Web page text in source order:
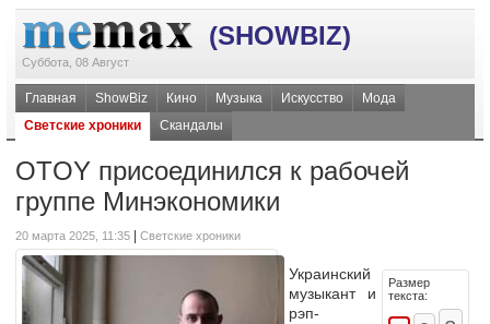
(SHOWBIZ)
Суббота, 08 Август
Главная ShowBiz Кино Музыка Искусство
Мода
Светские хроники
Скандалы
OTOY присоединился к рабочей
группе Минэкономики
20 марта 2025, 11:35 Светские хроники
Размер
текста:
Украинский
музыкант и
рэп-